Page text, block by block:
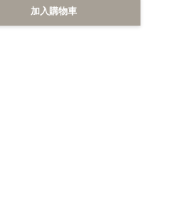
加入購物車